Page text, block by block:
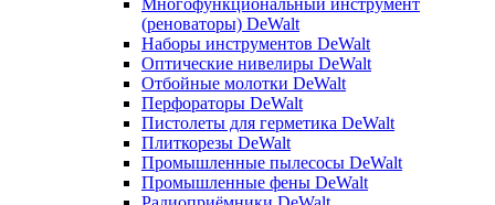
Многофункциональный инструмент
(реноваторы) DeWalt
Наборы инструментов DeWalt
Оптические нивелиры DeWalt
Отбойные молотки DeWalt
Перфораторы DeWalt
Пистолеты для герметика DeWalt
Плиткорезы DeWalt
Промышленные пылесосы DeWalt
Промышленные фены DeWalt